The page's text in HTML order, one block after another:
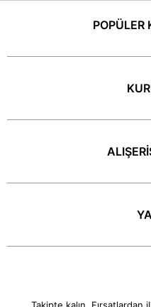
POPÜLER
Takipte kalın. Fırsatlardan